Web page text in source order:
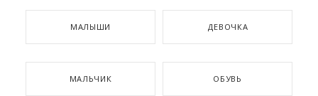
МАЛЫШИ ДЕВОЧКА
МАЛЬЧИК ОБУВЬ